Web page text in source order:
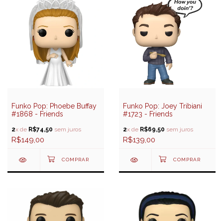
Funko Pop: Phoebe Buffay
#1868 - Friends
2x de R$74,50 sem juros
R$149,00
Funko Pop: Joey Tribiani
#1723 - Friends
2x de R$69,50 sem juros
R$139,00